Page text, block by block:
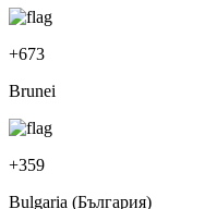
+673
Brunei
+359
Bulgaria (България)